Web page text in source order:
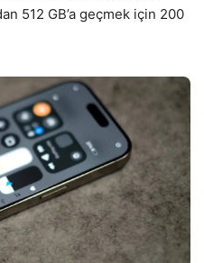
512 GB’a geçmek için 200